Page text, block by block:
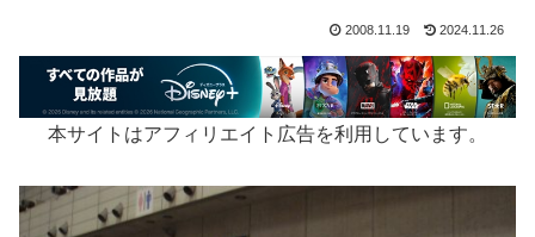
2008.11.19 2024.11.26
本サイトはアフィリエイト広告を利用しています。